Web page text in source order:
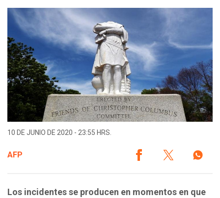
10 DE JUNIO DE 2020 - 23:55 HRS.
AFP
Los incidentes se producen en momentos en que